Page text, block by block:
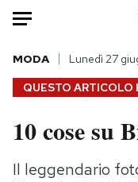
HOME
Italia
Politica
QUESTO ARTICOLO
MODA Lunedì 27
10 cose su
Il leggendario